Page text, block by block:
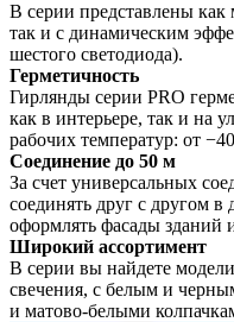
В серии представлены
так и с динамическим
шестого светодиода).
Герметичность
Гирлянды серии PRO
как в интерьере, так и на
рабочих температур: от
Соединение до 50 м
За счет универсальных
соединять друг с другом в
оформлять фасады зданий
Широкий ассортимент
В серии вы найдете
свечения, с белым и
и матово-белыми